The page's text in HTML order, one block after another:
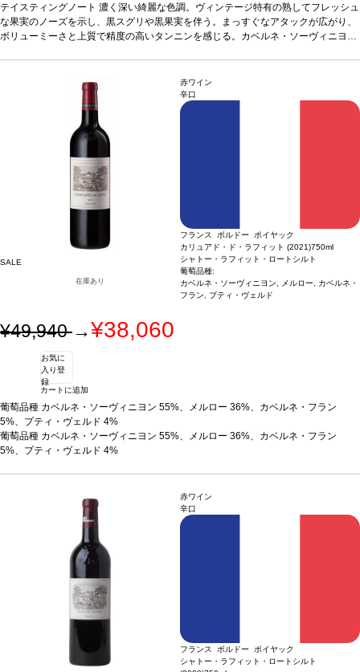
ーミーさと上質で精度の高いタンニンを感じる。カベル
ネ・ソーヴィニヨン（68%）とカベルネ・フラン（5%）
を合わせた比率が高く、フィニッシュの余韻は素晴らしく
ルネ・ソーヴィニヨン 68%、メルロー 27%、カベルネ・
テイスティングノート 濃く深い綺麗な色調。ヴィンテージ特有の熟してフレッシュ
な果実のノーズを示し、黒スグリや黒果実を伴う。まっすぐなアタックが広がり、
ボリューミーさと上質で精度の高いタンニンを感じる。カベルネ・ソーヴィニヨン
持ち、6-8年の熟成がおすすめ。
葡萄品種カベルネ・ソーヴィニヨン 68%、メルロ
ー 27%、カベルネ・フラン 5%
SALE
在庫あり
赤ワイン
辛口
フランス ボルドー ポイヤック
カリュアド・ド・ラフィット (2021)750ml
シャトー・ラフィット・ロートシルト
葡萄品種:
カベルネ・ソーヴィニヨン, メルロー, カベルネ・
フラン, プティ・ヴェルド
¥49,940→¥38,060
お気に
入り登
録
カートに追加
葡萄品種 カベルネ・ソーヴィニヨン 55%、メルロー 36%、カベルネ・フラン
5%、プティ・ヴェルド 4%
葡萄品種 カベルネ・ソーヴィニヨン 55%、メルロー 36%、カベルネ・フラン
5%、プティ・ヴェルド 4%
赤ワイン
辛口
フランス ボルドー ポイヤック
シャトー・ラフィット・ロートシルト